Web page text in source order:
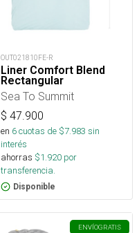
OUT021810FE-R
Liner Comfort Blend
Rectangular
Sea To Summit
$ 47.900
en 6cuotas de $7.983 sin
interés
ahorras $1.920 por
transferencia.
Disponible
ENVÍOGRATIS